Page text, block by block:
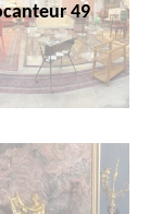
49